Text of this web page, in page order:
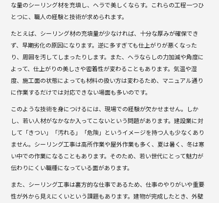
な量のシーリング材を充填し、ヘラで美しくならす。これらの工程一つひ
とつに、職人の経験と技術が求められます。
たとえば、シーリング材の充填量が少なければ、十分な厚みが確保でき
ず、早期劣化の原因になります。逆に多すぎても仕上がりが悪くなった
り、周囲を汚してしまったりします。また、ヘラならしの力加減や角度に
よって、仕上がりの美しさや密着性が変わることもあります。気温や湿
度、施工面の状態によっても材料の扱い方は変わるため、マニュアル通り
に作業するだけでは対応できない場面も多いのです。
このような技術を身につけるには、現場での経験が欠かせません。しか
し、若い人材がなかなか入ってこないという問題があります。建設業に対
して「きつい」「汚れる」「危険」というイメージを持つ人も少なくあり
ません。シーリング工事は高所作業や屋外作業も多く、夏は暑く、冬は寒
い中での作業になることもあります。そのため、若い世代にとって魅力が
伝わりにくい職種になっている面があります。
また、シーリング工事は裏方的な仕事であるため、仕事のやりがいや重要
性が外から見えにくいという課題もあります。建物が完成したとき、外壁